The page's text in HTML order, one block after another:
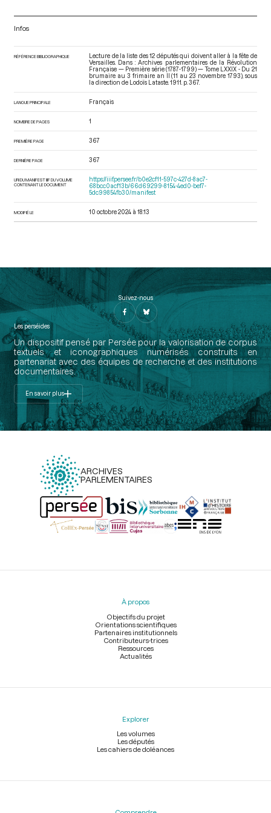
Infos
RÉFÉRENCE BIBLIOGRAPHIQUE
Lecture de la liste des 12 députés qui doivent aller à la fête de
Versailles. Dans : Archives parlementaires de la Révolution
Française — Première série (1787-1799) — Tome LXXIX - Du 21
brumaire au 3 frimaire an II (11 au 23 novembre 1793), sous
la direction de Lodoïs Lataste. 1911. p. 367.
LANGUE PRINCIPALE Français
NOMBRE DE PAGES 1
PREMIÈRE PAGE 367
DERNIÈRE PAGE 367
URI DU MANIFEST IIIF DU VOLUME
CONTENANT LE DOCUMENT
https://iiif.persee.fr/b0e2cf11-597c-427d-8ac7-
68bcc0acf13b/66d69299-8154-4ed0-bef7-
5dc99854fb30/manifest
MODIFIÉ LE 10 octobre 2024 à 18:13
Suivez-nous
Les perséides
Un dispositif pensé par Persée pour la valorisation de corpus
textuels et iconographiques numérisés construits en
partenariat avec des équipes de recherche et des institutions
documentaires.
En savoir plus
ARCHIVES
PARLEMENTAIRES
Menu
À propos
Objectifs du projet
Orientations scientifiques
Partenaires institutionnels
Contributeurs-trices
Ressources
Actualités
Explorer
Les volumes
Les députés
Les cahiers de doléances